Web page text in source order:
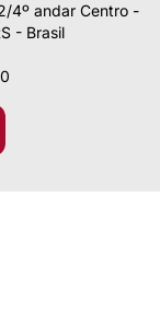
4º andar Centro -
- Brasil